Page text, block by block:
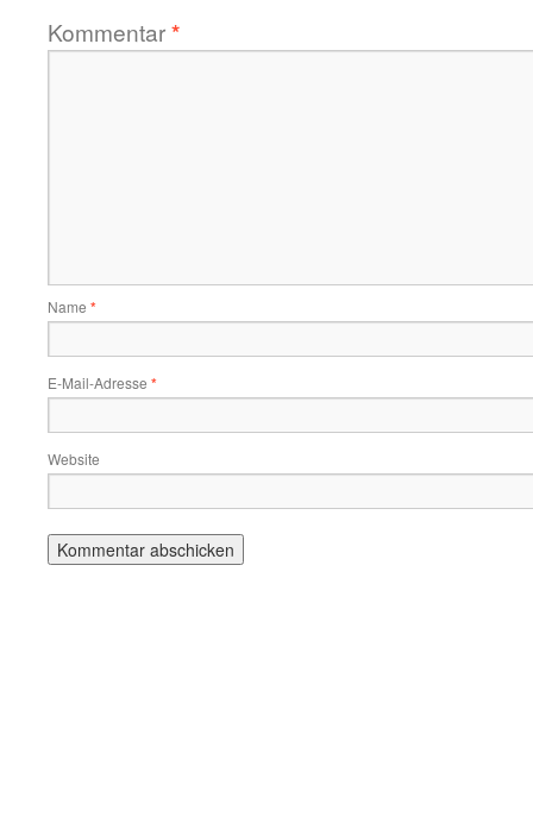
Kommentar*
Name *
E-Mail-Adresse *
Website